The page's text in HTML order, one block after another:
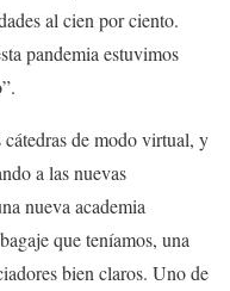
al cien por ciento.
pandemia estuvimos
de modo virtual, y
a las nuevas
nueva academia
que teníamos, una
bien claros. Uno de